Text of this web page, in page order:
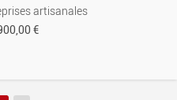
artisanales
€